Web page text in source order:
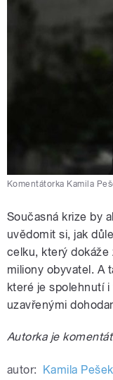
Komentátorka Kamila
Současná krize by
uvědomit si, jak
celku, který
miliony obyvatel. A
které je spolehnutí
uzavřenými
Autorka je
autor: Kamila